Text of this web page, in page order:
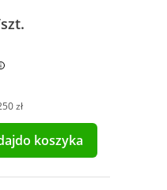
zł
do koszyka